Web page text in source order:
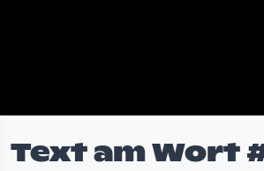
Text am Wort